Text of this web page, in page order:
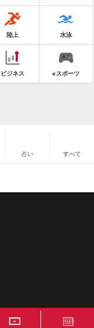
陸上 水泳
ビジネス eスポーツ
占い すべて